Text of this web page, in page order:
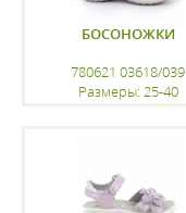
БОСОНОЖКИ
780621 03618/039
Размеры: 25-40